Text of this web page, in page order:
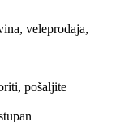
veleprodaja,
pošaljite